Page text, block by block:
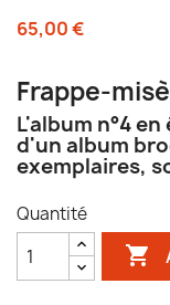
65,00 €
Frappe-
L'album n°4
d'un album
exemplaires,
Quantité
